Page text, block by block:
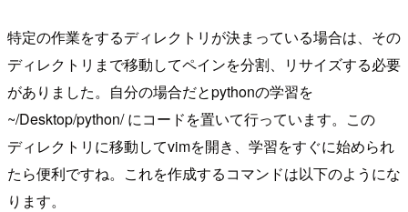
特定の作業をするディレクトリが決まっている場合は、その
ディレクトリまで移動してペインを分割、リサイズする必要
がありました。自分の場合だとpythonの学習を
~/Desktop/python/ にコードを置いて行っています。この
ディレクトリに移動してvimを開き、学習をすぐに始められ
たら便利ですね。これを作成するコマンドは以下のようにな
ります。